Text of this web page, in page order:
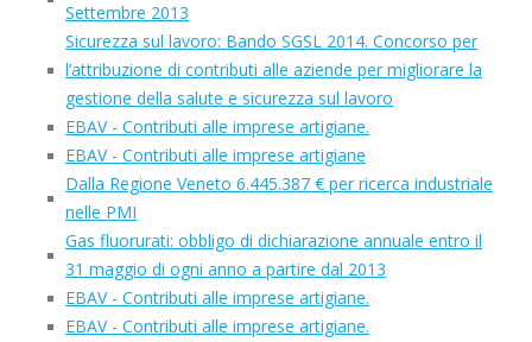
Settembre 2013
Sicurezza sul lavoro: Bando SGSL 2014. Concorso per
l’attribuzione di contributi alle aziende per migliorare la
gestione della salute e sicurezza sul lavoro
EBAV - Contributi alle imprese artigiane.
EBAV - Contributi alle imprese artigiane
Dalla Regione Veneto 6.445.387 € per ricerca industriale
nelle PMI
Gas fluorurati: obbligo di dichiarazione annuale entro il
31 maggio di ogni anno a partire dal 2013
EBAV - Contributi alle imprese artigiane.
EBAV - Contributi alle imprese artigiane.